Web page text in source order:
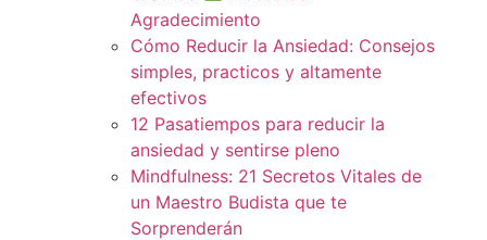
Agradecimiento
Cómo Reducir la Ansiedad: Consejos
simples, practicos y altamente
efectivos
12 Pasatiempos para reducir la
ansiedad y sentirse pleno
Mindfulness: 21 Secretos Vitales de
un Maestro Budista que te
Sorprenderán